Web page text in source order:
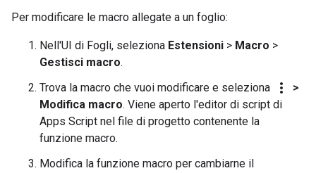
Per modificare le macro allegate a un foglio:
Nell'UI di Fogli, seleziona Estensioni > Macro >
Gestisci macro.
Trova la macro che vuoi modificare e seleziona
more_vert
>
Modifica macro. Viene aperto l'editor di script di
Apps Script nel file di progetto contenente la
funzione macro.
Modifica la funzione macro per cambiarne il